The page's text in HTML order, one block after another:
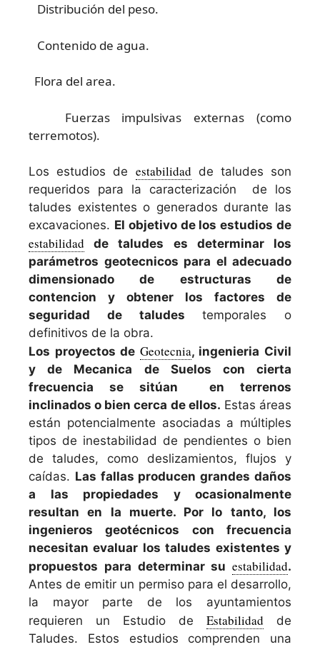
Distribución del peso.
Contenido de agua.
Flora del area.
Fuerzas impulsivas externas (como
terremotos).
Los estudios de estabilidad de taludes son
requeridos para la caracterización de los
taludes existentes o generados durante las
excavaciones. El objetivo de los estudios de
estabilidad de taludes es determinar los
parámetros geotecnicos para el adecuado
dimensionado de estructuras de
contencion y obtener los factores de
seguridad de taludes temporales o
definitivos de la obra.
Los proyectos de Geotecnia, ingenieria Civil
y de Mecanica de Suelos con cierta
frecuencia se sitúan en terrenos
inclinados o bien cerca de ellos. Estas áreas
están potencialmente asociadas a múltiples
tipos de inestabilidad de pendientes o bien
de taludes, como deslizamientos, flujos y
caídas. Las fallas producen grandes daños
a las propiedades y ocasionalmente
resultan en la muerte. Por lo tanto, los
ingenieros geotécnicos con frecuencia
necesitan evaluar los taludes existentes y
propuestos para determinar su estabilidad.
Antes de emitir un permiso para el desarrollo,
la mayor parte de los ayuntamientos
requieren un Estudio de Estabilidad de
Taludes. Estos estudios comprenden una